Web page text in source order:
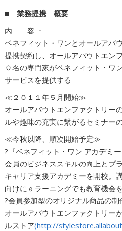
■ 業務提携 概要
内 容 ：
ベネフィット・ワンとオールアバ
提携契約し、オールアバウトエン
０名の専門家がベネフィット・ワ
サービスを提供する
≪２０１１年５月開始≫
オールアバウトエンファクトリー
ルや趣味の充実に繋がるセミナー
≪今秋以降、順次開始予定≫
?『ベネフィット・ワン アカデミー
会員のビジネススキルの向上とプ
キャリア支援アカデミーを開校。
向けにｅラーニングでも教育機会
?会員参加型のオリジナル商品の制
オールアバウトエンファクトリー
ルストア(http://